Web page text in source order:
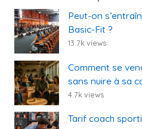
Peut-on
Basic-Fit ?
13.7k views
Comment se
sans nuire à sa
4.7k views
Tarif coach